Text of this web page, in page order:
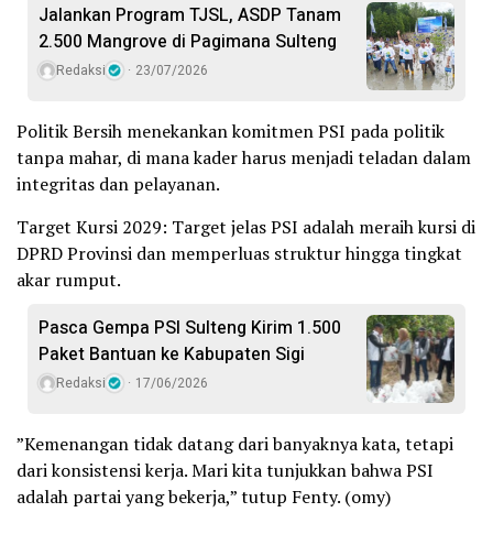
Jalankan Program TJSL, ASDP Tanam
2.500 Mangrove di Pagimana Sulteng
Redaksi 23/07/2026
​Politik Bersih menekankan komitmen PSI pada politik
tanpa mahar, di mana kader harus menjadi teladan dalam
integritas dan pelayanan.
​Target Kursi 2029: Target jelas PSI adalah meraih kursi di
DPRD Provinsi dan memperluas struktur hingga tingkat
akar rumput.
Pasca Gempa PSI Sulteng Kirim 1.500
Paket Bantuan ke Kabupaten Sigi
Redaksi 17/06/2026
​”Kemenangan tidak datang dari banyaknya kata, tetapi
dari konsistensi kerja. Mari kita tunjukkan bahwa PSI
adalah partai yang bekerja,” tutup Fenty. (omy)